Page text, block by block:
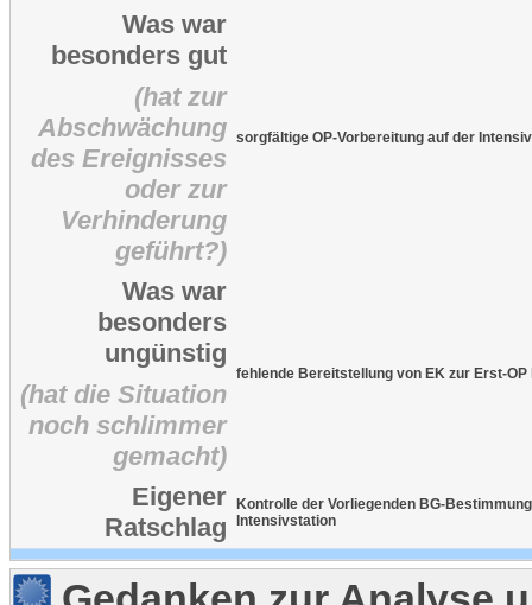
Was war
besonders gut
(hat zur
Abschwächung
des Ereignisses
oder zur
Verhinderung
geführt?)
sorgfältige OP-Vorbereitung auf der
Was war
besonders
ungünstig
(hat die Situation
noch schlimmer
gemacht)
fehlende Bereitstellung von EK zur Erst-
Eigener
Ratschlag
Kontrolle der Vorliegenden BG-
Intensivstation